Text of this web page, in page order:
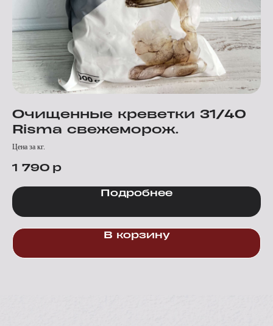
Очищенные креветки 31/40
Risma свежеморож.
Цена за кг.
1 790 р
Подробнее
В корзину